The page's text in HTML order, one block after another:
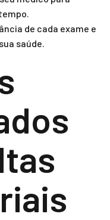
de cada exame e
saúde.